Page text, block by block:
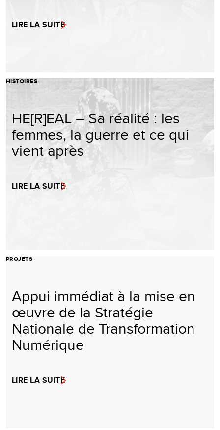
LIRE LA SUITE
HISTOIRES
HE[R]EAL – Sa réalité : les
femmes, la guerre et ce qui
vient après
LIRE LA SUITE
PROJETS
Appui immédiat à la mise en
œuvre de la Stratégie
Nationale de Transformation
Numérique
LIRE LA SUITE